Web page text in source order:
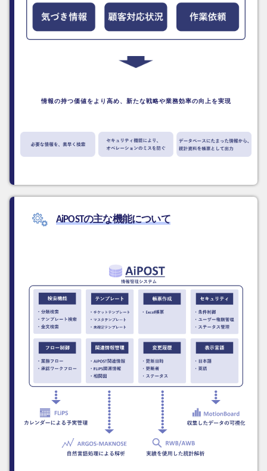
情報の持つ価値をより高め、 新たな戦略や業務効率の向上を実現
AiPOSTの主な機能について